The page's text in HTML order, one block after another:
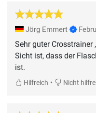
Jörg Emmert
Sehr guter
Sicht ist, dass der
ist.
Hilfreich • Nicht